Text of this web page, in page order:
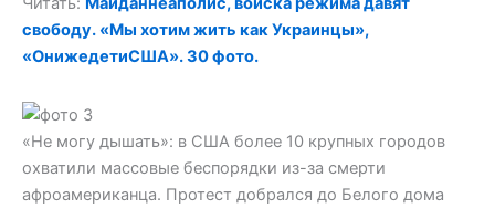
свободу. «Мы хотим жить как Украинцы»,
«ОнижедетиСША». 30 фото.
«Не могу дышать»: в США более 10 крупных городов
охватили массовые беспорядки из-за смерти
афроамериканца. Протест добрался до Белого дома